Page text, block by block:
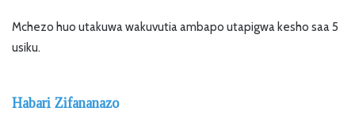
Mchezo huo utakuwa wakuvutia ambapo utapigwa kesho saa 5
usiku.
Habari Zifananazo